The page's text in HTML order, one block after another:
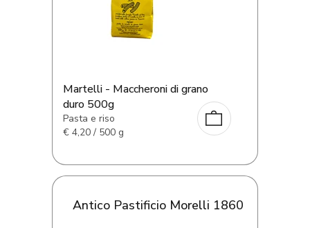
Martelli - Maccheroni di grano
duro 500g
Pasta e riso
€ 4,20 / 500 g
Antico Pastificio Morelli 1860